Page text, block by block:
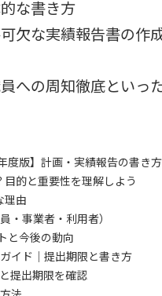
な書き方
欠な実績報告書の作
への周知徹底といっ
度版】計画・実績報告の書き方
的と重要性を理解しよう
理由
・事業者・利用者）
と今後の動向
イド｜提出期限と書き方
提出期限を確認